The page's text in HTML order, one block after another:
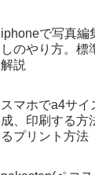
iphoneで写真編
しのやり方。標
解説
スマホでa4サ
成、印刷する方
るプリント方法